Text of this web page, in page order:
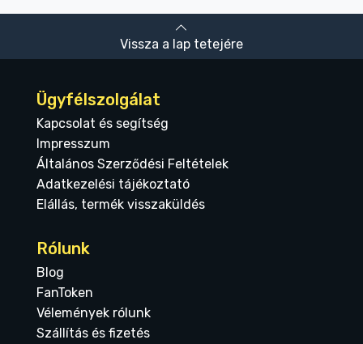
Vissza a lap tetejére
Ügyfélszolgálat
Kapcsolat és segítség
Impresszum
Általános Szerződési Feltételek
Adatkezelési tájékoztató
Elállás, termék visszaküldés
Rólunk
Blog
FanToken
Vélemények rólunk
Szállítás és fizetés